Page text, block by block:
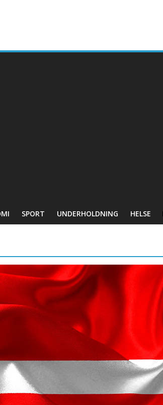
SPORT UNDERHOLDNING HELSE